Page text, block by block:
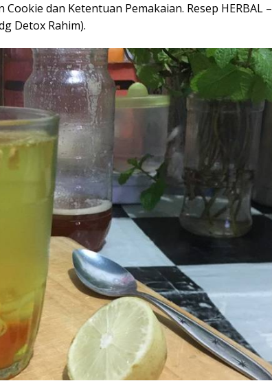
dan Ketentuan Pemakaian. Resep HERBAL –
Detox Rahim).